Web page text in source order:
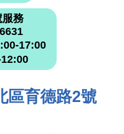
服務
17:00
區育德路2號